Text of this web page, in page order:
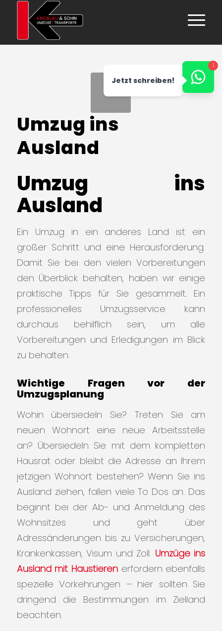
Jetzt schreiben!
1
Umzug ins
Ausland
Umzug ins
Ausland
Ein Umzug in ein anderes Land ist ein
großer Schritt und eine Herausforderung.
Damit Sie bei den vielen Vorbereitungen
den Überblick behalten, haben wir einige
praktische Tipps für Sie gesammelt. Ein
professionelles Umzugsservice kann
durchaus behilflich sein, um alle
Vorbereitungen und Erledigungen im Blick
zu behalten.
Wichtige Fragen vor der
Umzugsplanung
Wohin übersiedeln Sie? Treten Sie am
neuen Wohnort eine neue Arbeitsstelle
an? Übersiedeln Sie mit dem kompletten
Hausrat oder bleibt die Adresse an Ihrem
jetzigen Wohnort bestehen? Wenn Sie ins
Ausland ziehen, fallen viele To Dos an. Das
beginnt bei der Ab- und Anmeldung des
Wohnsitzes und geht über
Adressänderungen bis zu Versicherungen,
Krankenkassen, Visum und Zoll. Umzüge ins
Ausland mit Haustieren erfordern ebenfalls
spezielle Vorkehrungen – hier sollten Sie
dringend die Bestimmungen im Zielland
beachten.